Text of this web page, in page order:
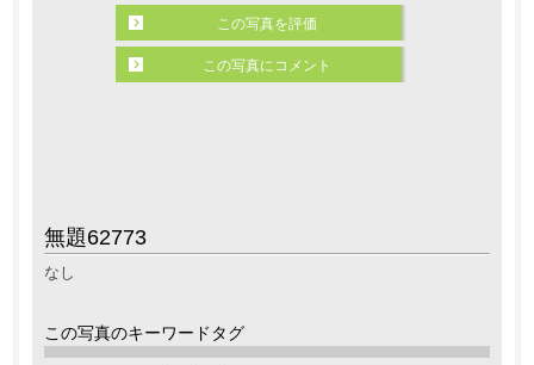
無題62773
なし
この写真のキーワードタグ
この写真を評価
この写真にコメント